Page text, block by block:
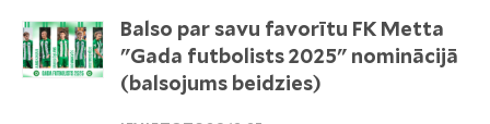
Balso par savu favorītu FK Metta
"Gada futbolists 2025" nominācijā
(balsojums beidzies)